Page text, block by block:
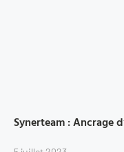
Synerteam : Ancrage